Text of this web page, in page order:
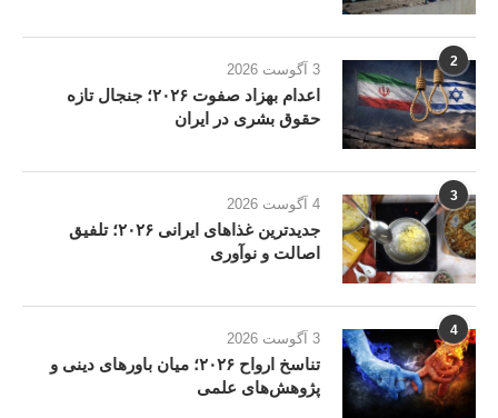
2 3 آگوست 2026
اعدام بهزاد صفوت ۲۰۲۶؛ جنجال تازه
حقوق بشری در ایران
3 4 آگوست 2026
جدیدترین غذاهای ایرانی ۲۰۲۶؛ تلفیق
اصالت و نوآوری
4 3 آگوست 2026
تناسخ ارواح ۲۰۲۶؛ میان باورهای دینی و
پژوهش‌های علمی